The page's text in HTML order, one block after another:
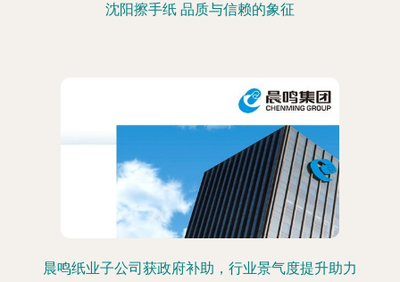
沈阳擦手纸 品质与信赖的象征
晨鸣纸业子公司获政府补助，行业景气度提升助力